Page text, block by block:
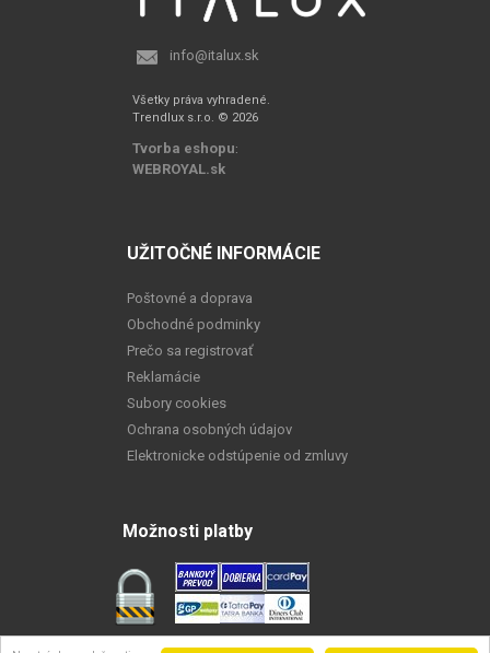
info@italux.sk
Všetky práva vyhradené.
Trendlux s.r.o. © 2026
Tvorba eshopu:
WEBROYAL.sk
UŽITOČNÉ INFORMÁCIE
Poštovné a doprava
Obchodné podminky
Prečo sa registrovať
Reklamácie
Subory cookies
Ochrana osobných údajov
Elektronicke odstúpenie od zmluvy
Možnosti platby